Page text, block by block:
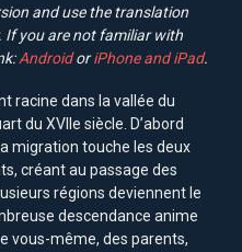
and use the translation
If you are not familiar with
AndroidoriPhone and iPad.
racine dans la vallée du
du XVIIe siècle. D’abord
migration touche les deux
créant au passage des
régions deviennent le
descendance anime
vous-même, des parents,